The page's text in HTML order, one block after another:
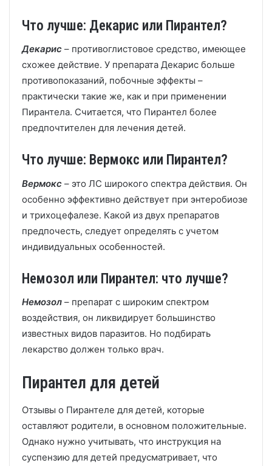
Что лучше: Декарис или Пирантел?
Декарис – противоглистовое средство, имеющее
схожее действие. У препарата Декарис больше
противопоказаний, побочные эффекты –
практически такие же, как и при применении
Пирантела. Считается, что Пирантел более
предпочтителен для лечения детей.
Что лучше: Вермокс или Пирантел?
Вермокс – это ЛС широкого спектра действия. Он
особенно эффективно действует при энтеробиозе
и трихоцефалезе. Какой из двух препаратов
предпочесть, следует определять с учетом
индивидуальных особенностей.
Немозол или Пирантел: что лучше?
Немозол – препарат с широким спектром
воздействия, он ликвидирует большинство
известных видов паразитов. Но подбирать
лекарство должен только врач.
Пирантел для детей
Отзывы о Пирантеле для детей, которые
оставляют родители, в основном положительные.
Однако нужно учитывать, что инструкция на
суспензию для детей предусматривает, что